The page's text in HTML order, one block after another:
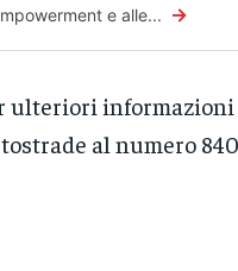
e alle... →
ulteriori
al numero